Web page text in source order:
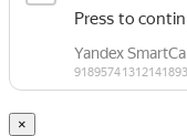
×